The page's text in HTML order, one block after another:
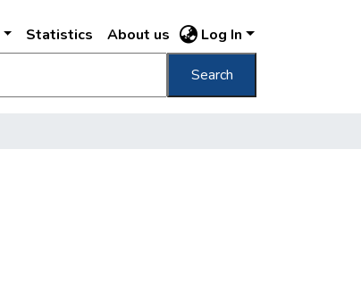
Statistics About us Log In
Search